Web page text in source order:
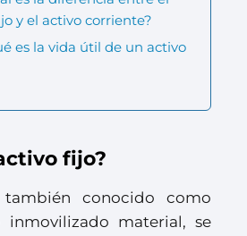
y el activo corriente?
es la vida útil de un activo
fijo?
conocido como
inmovilizado material, se